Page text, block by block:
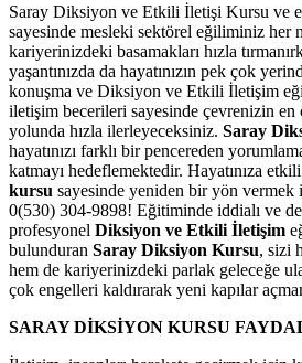
Saray Diksiyon ve Etkili İletişi Kursu ve
sayesinde mesleki sektörel eğiliminiz her
kariyerinizdeki basamakları hızla
yaşantınızda da hayatınızın pek çok
konuşma ve Diksiyon ve Etkili İletişim
iletişim becerileri sayesinde çevrenizin
yolunda hızla ilerleyeceksiniz. Saray
hayatınızı farklı bir pencereden
katmayı hedeflemektedir. Hayatınıza
kursu sayesinde yeniden bir yön vermek
0(530) 304-9898! Eğitiminde iddialı ve
profesyonel Diksiyon ve Etkili İletişim
bulunduran Saray Diksiyon Kursu, sizi
hem de kariyerinizdeki parlak geleceğe
çok engelleri kaldırarak yeni kapılar
SARAY DİKSİYON KURSU